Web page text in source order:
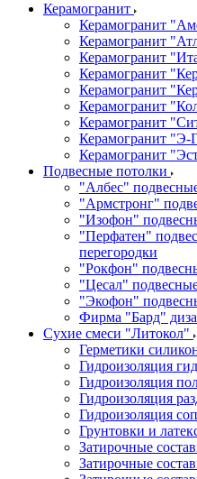
Керамогранит
Керамогранит
Керамогранит
Керамогранит
Керамогранит
Керамогранит
Керамогранит
Керамогранит
Керамогранит "Э-
Керамогранит
Подвесные потолки
"Албес"
"Армстронг"
"Изофон"
"Перфатен"
перегородки
"Рокфон"
"Цесал"
"Экофон"
Фирма "Бард"
Сухие смеси "Литокол"
Герметики
Гидроизоляция
Гидроизоляция
Гидроизоляция
Гидроизоляция
Грунтовки и
Затирочные
Затирочные